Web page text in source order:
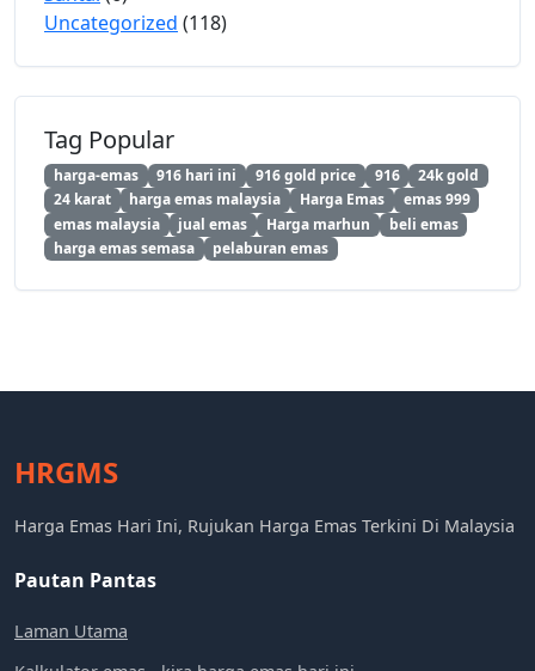
Uncategorized (118)
Tag Popular
harga-emas 916 hari ini 916 gold price 916
24k gold
24 karat
harga emas malaysia Harga Emas
emas 999
emas malaysia
jual emas Harga marhun
beli emas
harga emas semasa
pelaburan emas
HRGMS
Harga Emas Hari Ini, Rujukan Harga Emas Terkini Di Malaysia
Pautan Pantas
Laman Utama